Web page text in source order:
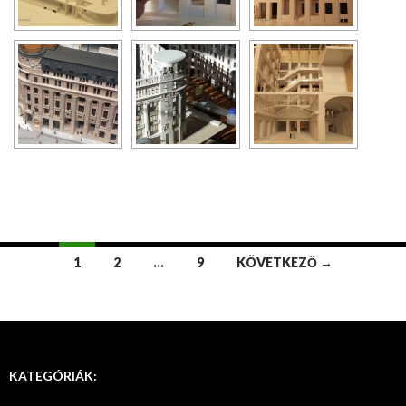
navigációja
1 2 … 9 KÖVETKEZŐ →
KATEGÓRIÁK: